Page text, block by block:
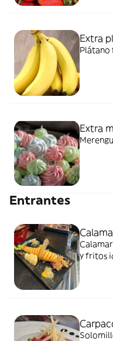
Extra
Plátano
Extra
Entrantes
y fritos